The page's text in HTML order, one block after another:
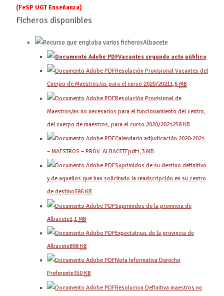
(FeSP UGT Enseñanza)
Ficheros disponibles
Albacete
Vacantes segundo acto público
Resolución Provisional Vacantes del
Cuerpo de Maestros/as para el curso 2020/20211,6 MB
Resolución Provisional de
Maestros/as no necesarios para el funcionamiento del centro,
del cuerpo de maestros, para el curso 2020/2021 258 KB
Calendario adjudicación 2020-2021
– MAESTROS – PROV. ALBACETEpdf1,3 MB
Suprimidos de su destino definitivo
y de aquellos que han solicitado la readscripción en su centro
de destino586 KB
Suprimidos de la provincia de
Albacete1,1 MB
Expectativas de la provincia de
Albacete898 KB
Nota Informativa Derecho
Preferente310 KB
Resolucion Definitiva maestros no